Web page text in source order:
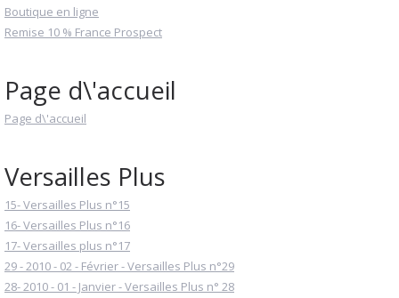
Boutique en ligne
Remise 10 % France Prospect
Page d\'accueil
Page d\'accueil
Versailles Plus
15- Versailles Plus n°15
16- Versailles Plus n°16
17- Versailles plus n°17
29 - 2010 - 02 - Février - Versailles Plus n°29
28- 2010 - 01 - Janvier - Versailles Plus n° 28